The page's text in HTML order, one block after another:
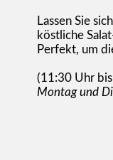
Lassen Sie
köstliche
Perfekt, um
(11:30 Uhr
Montag und